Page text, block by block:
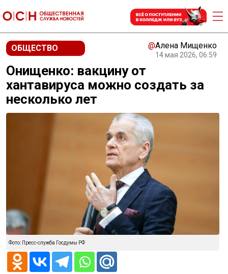
ОБЩЕСТВО @Алена Мищенко
14 мая 2026, 06:59
Онищенко: вакцину от
хантавируса можно создать за
несколько лет
Фото: Пресс-служба Госдумы РФ